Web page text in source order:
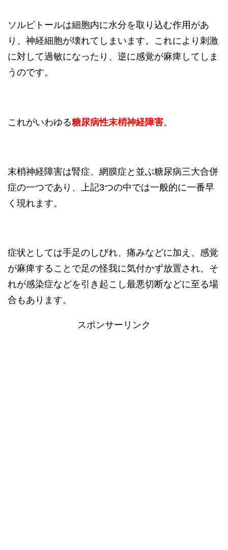
ソルビトールは細胞内に水分を取り込む作用があ
り、神経細胞が壊れてしまいます。これにより刺激
に対して過敏になったり、逆に感覚が麻痺してしま
うのです。
これがいわゆる糖尿病性末梢神経障害。
末梢神経障害は腎症、網膜症と並ぶ糖尿病三大合併
症の一つであり、上記3つの中では一般的に一番早
く現れます。
症状としては手足のしびれ、痛みなどに加え、感覚
が麻痺することで足の怪我に気付かず放置され、そ
れが感染症などを引き起こし最悪切断などに至る場
合もあります。
スポンサーリンク